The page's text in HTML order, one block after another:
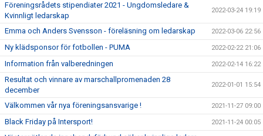
Föreningsrådets stipendiater 2021 - Ungdomsledare &
Kvinnligt ledarskap
2022-03-24 19:19
Emma och Anders Svensson - föreläsning om ledarskap 2022-03-06 22:56
Ny klädsponsor för fotbollen - PUMA 2022-02-22 21:06
Information från valberedningen 2022-02-14 16:22
Resultat och vinnare av marschallpromenaden 28
december
2022-01-01 15:54
Välkommen vår nya föreningsansvarige ! 2021-11-27 09:00
Black Friday på Intersport! 2021-11-24 00:05